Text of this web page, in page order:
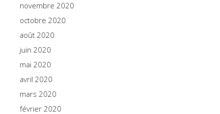
novembre 2020
octobre 2020
août 2020
juin 2020
mai 2020
avril 2020
mars 2020
février 2020